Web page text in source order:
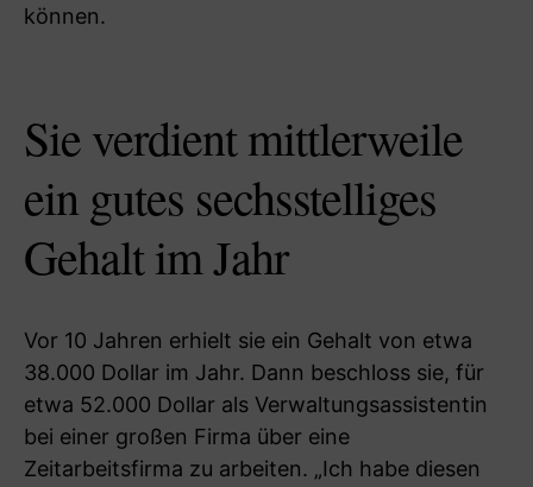
können.
Sie verdient mittlerweile
ein gutes sechsstelliges
Gehalt im Jahr
Vor 10 Jahren erhielt sie ein Gehalt von etwa
38.000 Dollar im Jahr. Dann beschloss sie, für
etwa 52.000 Dollar als Verwaltungsassistentin
bei einer großen Firma über eine
Zeitarbeitsfirma zu arbeiten. „Ich habe diesen